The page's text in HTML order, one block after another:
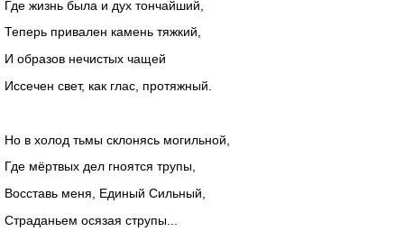
Где жизнь была и дух тончайший,
Теперь привален камень тяжкий,
И образов нечистых чащей
Иссечен свет, как глас, протяжный.
Но в холод тьмы склонясь могильной,
Где мёртвых дел гноятся трупы,
Восставь меня, Единый Сильный,
Страданьем осязая струпы...